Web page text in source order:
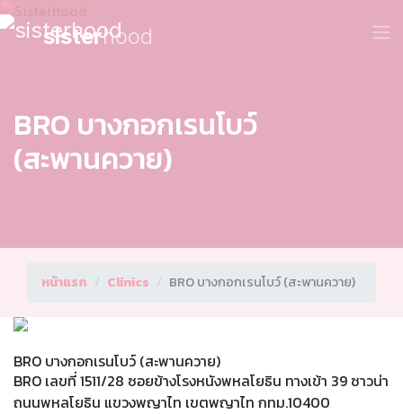
sisterhood
BRO บางกอกเรนโบว์
(สะพานควาย)
หน้าแรก Clinics BRO บางกอกเรนโบว์ (สะพานควาย)
BRO บางกอกเรนโบว์ (สะพานควาย)
BRO เลขที่ 1511/28 ซอยข้างโรงหนังพหลโยธิน ทางเข้า 39 ซาวน่า
ถนนพหลโยธิน แขวงพญาไท เขตพญาไท กทม.10400